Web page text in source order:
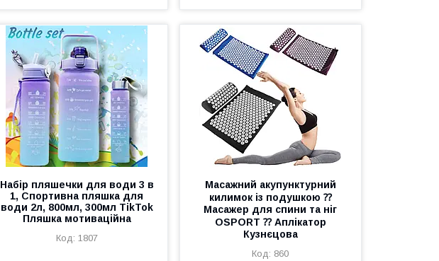
Набір пляшечки для води 3 в
1, Спортивна пляшка для
води 2л, 800мл, 300мл TikTok
Пляшка мотиваційна
1807
Масажний акупунктурний
килимок із подушкою ⁇
Масажер для спини та ніг
OSPORT ⁇ Аплікатор
Кузнєцова
860